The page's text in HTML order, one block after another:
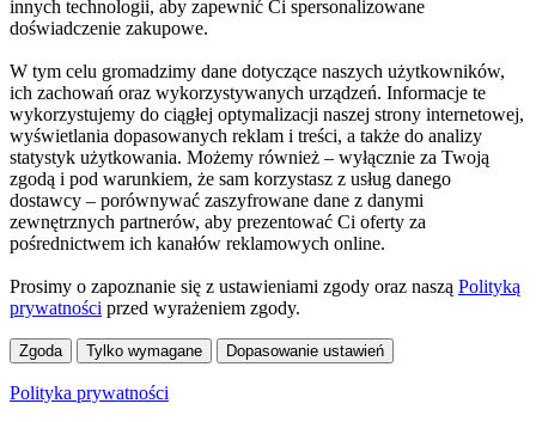
innych technologii, aby zapewnić Ci spersonalizowane
doświadczenie zakupowe.
W tym celu gromadzimy dane dotyczące naszych użytkowników,
ich zachowań oraz wykorzystywanych urządzeń. Informacje te
wykorzystujemy do ciągłej optymalizacji naszej strony internetowej,
wyświetlania dopasowanych reklam i treści, a także do analizy
statystyk użytkowania. Możemy również – wyłącznie za Twoją
zgodą i pod warunkiem, że sam korzystasz z usług danego
dostawcy – porównywać zaszyfrowane dane z danymi
zewnętrznych partnerów, aby prezentować Ci oferty za
pośrednictwem ich kanałów reklamowych online.
Prosimy o zapoznanie się z ustawieniami zgody oraz naszą Polityką
prywatności przed wyrażeniem zgody.
Zgoda Tylko wymagane Dopasowanie ustawień
Polityka prywatności